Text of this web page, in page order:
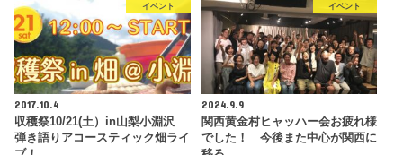
イベント
2017.10.4
収穫祭10/21(土）in山梨小淵沢
弾き語りアコースティック畑ライ
イベント
2024.9.9
関西黄金村ヒャッハー会お疲れ様
でした！ 今後また中心が関西に